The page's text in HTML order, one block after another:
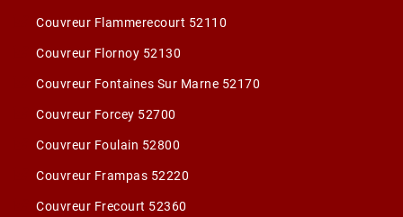
Couvreur Flammerecourt 52110
Couvreur Flornoy 52130
Couvreur Fontaines Sur Marne 52170
Couvreur Forcey 52700
Couvreur Foulain 52800
Couvreur Frampas 52220
Couvreur Frecourt 52360